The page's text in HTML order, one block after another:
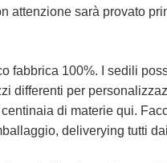
attenzione sarà provato
fabbrica 100%. I sedili
differenti per
di materie qui.
deliverying tutti